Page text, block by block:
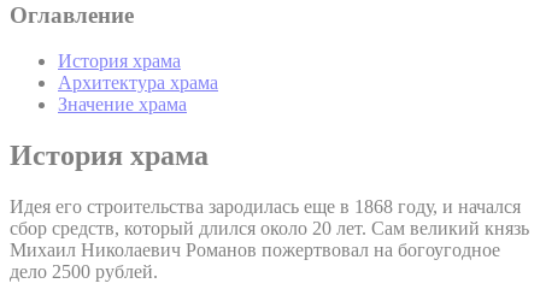
Оглавление
История храма
Архитектура храма
Значение храма
История храма
Идея его строительства зародилась еще в 1868 году, и начался
сбор средств, который длился около 20 лет. Сам великий князь
Михаил Николаевич Романов пожертвовал на богоугодное
дело 2500 рублей.